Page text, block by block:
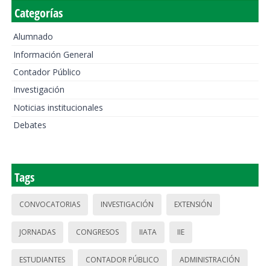
Categorías
Alumnado
Información General
Contador Público
Investigación
Noticias institucionales
Debates
Tags
CONVOCATORIAS INVESTIGACIÓN EXTENSIÓN
JORNADAS CONGRESOS IIATA IIE
ESTUDIANTES CONTADOR PÚBLICO ADMINISTRACIÓN